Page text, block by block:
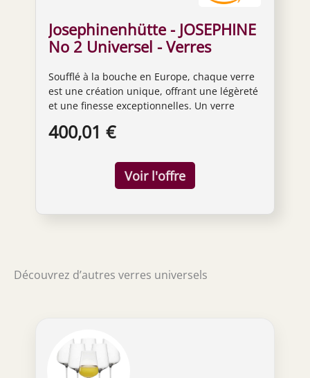
Josephinenhütte - JOSEPHINE
No 2 Universel - Verres
Coffret de 6 verres
Soufflé à la bouche en Europe, chaque verre
est une création unique, offrant une légèreté
et une finesse exceptionnelles. Un verre
rouge et même à la bière de s’épanouir de
plomb - Hauteur 24 cm, Diamètre 8,6 cm Peut
être lavé en machine, mais un lavage à la
main est conseillé. Utilisez idéalement un
400,01 €
Découvrez d’autres verres universels